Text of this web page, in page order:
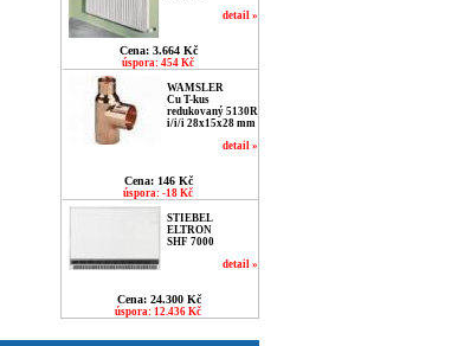
detail »
Cena: 3.664 Kč
úspora: 454 Kč
WAMSLER
Cu T-kus
redukovaný 5130R
i/i/i 28x15x28 mm
detail »
Cena: 146 Kč
úspora: -18 Kč
STIEBEL
ELTRON
SHF 7000
detail »
Cena: 24.300 Kč
úspora: 12.436 Kč